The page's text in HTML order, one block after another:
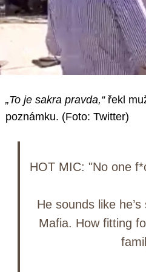
„To je sakra pravda,“řekl
poznámku. (Foto: Twitter)
HOT MIC: "No one
He sounds like
Mafia. How fitting